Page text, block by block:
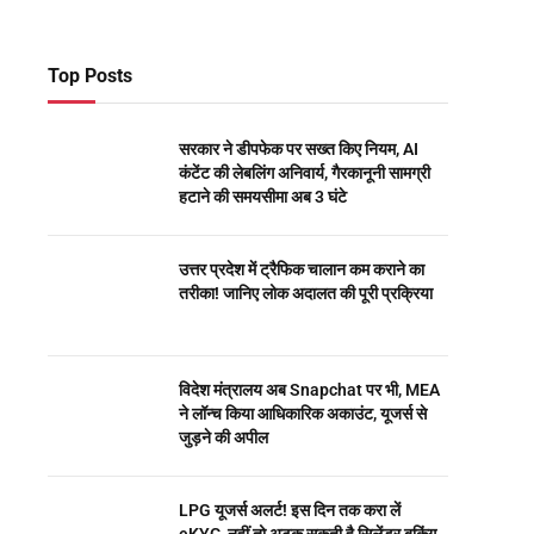
Top Posts
सरकार ने डीपफेक पर सख्त किए नियम, AI
कंटेंट की लेबलिंग अनिवार्य, गैरकानूनी सामग्री
हटाने की समयसीमा अब 3 घंटे
उत्तर प्रदेश में ट्रैफिक चालान कम कराने का
तरीका! जानिए लोक अदालत की पूरी प्रक्रिया
विदेश मंत्रालय अब Snapchat पर भी, MEA
ने लॉन्च किया आधिकारिक अकाउंट, यूजर्स से
जुड़ने की अपील
LPG यूजर्स अलर्ट! इस दिन तक करा लें